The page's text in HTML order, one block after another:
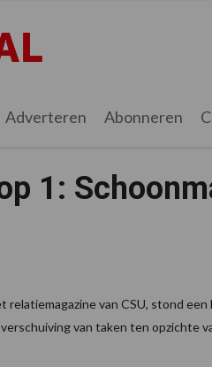
Adverteren Abonneren
1:
relatiemagazine van CSU, stond
van taken ten opzichte